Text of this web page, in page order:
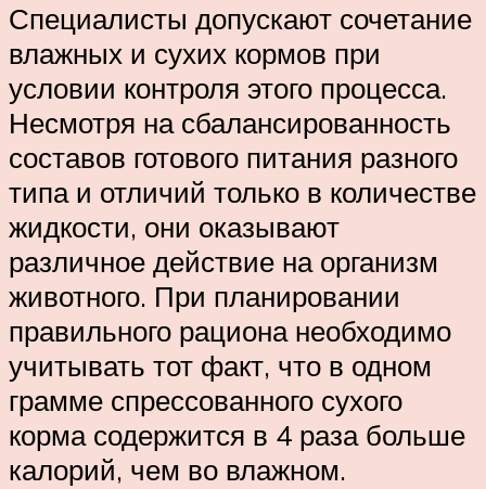
Специалисты допускают сочетание
влажных и сухих кормов при
условии контроля этого процесса.
Несмотря на сбалансированность
составов готового питания разного
типа и отличий только в количестве
жидкости, они оказывают
различное действие на организм
животного. При планировании
правильного рациона необходимо
учитывать тот факт, что в одном
грамме спрессованного сухого
корма содержится в 4 раза больше
калорий, чем во влажном.